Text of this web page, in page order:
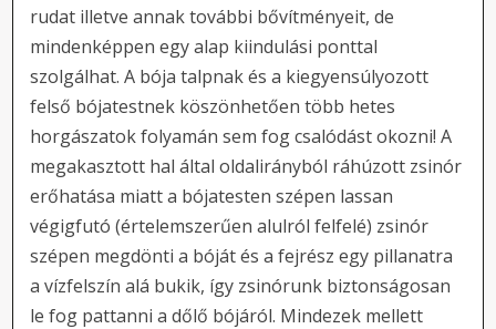
rudat illetve annak további bővítményeit, de
mindenképpen egy alap kiindulási ponttal
szolgálhat. A bója talpnak és a kiegyensúlyozott
felső bójatestnek köszönhetően több hetes
horgászatok folyamán sem fog csalódást okozni! A
megakasztott hal által oldalirányból ráhúzott zsinór
erőhatása miatt a bójatesten szépen lassan
végigfutó (értelemszerűen alulról felfelé) zsinór
szépen megdönti a bóját és a fejrész egy pillanatra
a vízfelszín alá bukik, így zsinórunk biztonságosan
le fog pattanni a dőlő bójáról. Mindezek mellett